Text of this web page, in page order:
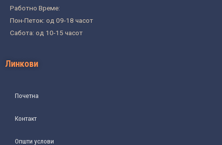
Работно Време:
Пон-Петок: од 09-18 часот
Сабота: од 10-15 часот
Линкови
Почетна
Контакт
Општи услови